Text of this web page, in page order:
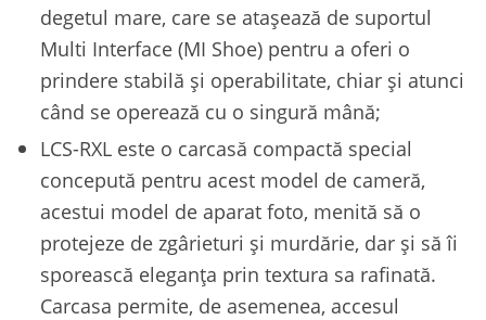
degetul mare, care se atașează de suportul
Multi Interface (MI Shoe) pentru a oferi o
prindere stabilă și operabilitate, chiar și atunci
când se operează cu o singură mână;
LCS-RXL este o carcasă compactă special
concepută pentru acest model de cameră,
acestui model de aparat foto, menită să o
protejeze de zgârieturi și murdărie, dar și să îi
sporească eleganța prin textura sa rafinată.
Carcasa permite, de asemenea, accesul